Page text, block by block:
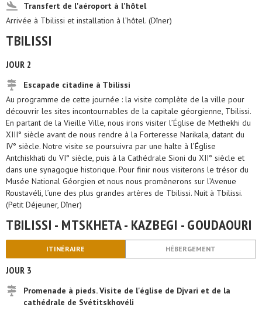
Transfert de l'aéroport à l'hôtel
Arrivée à Tbilissi et installation à l’hôtel. (Dîner)
TBILISSI
JOUR 2
Escapade citadine à Tbilissi
Au programme de cette journée : la visite complète de la ville pour
découvrir les sites incontournables de la capitale géorgienne, Tbilissi.
En partant de la Vieille Ville, nous irons visiter l’Église de Methekhi du
XIII° siècle avant de nous rendre à la Forteresse Narikala, datant du
IV° siècle. Notre visite se poursuivra par une halte à l’Église
Antchiskhati du VI° siècle, puis à la Cathédrale Sioni du XII° siècle et
dans une synagogue historique. Pour finir nous visiterons le trésor du
Musée National Géorgien et nous nous promènerons sur l’Avenue
Roustavéli, l’une des plus grandes artères de Tbilissi. Nuit à Tbilissi.
(Petit Déjeuner, Dîner)
TBILISSI - MTSKHETA - KAZBEGI - GOUDAOURI
ITINÉRAIRE HÉBERGEMENT
JOUR 3
Promenade à pieds. Visite de l'église de Djvari et de la
cathédrale de Svétitskhovéli